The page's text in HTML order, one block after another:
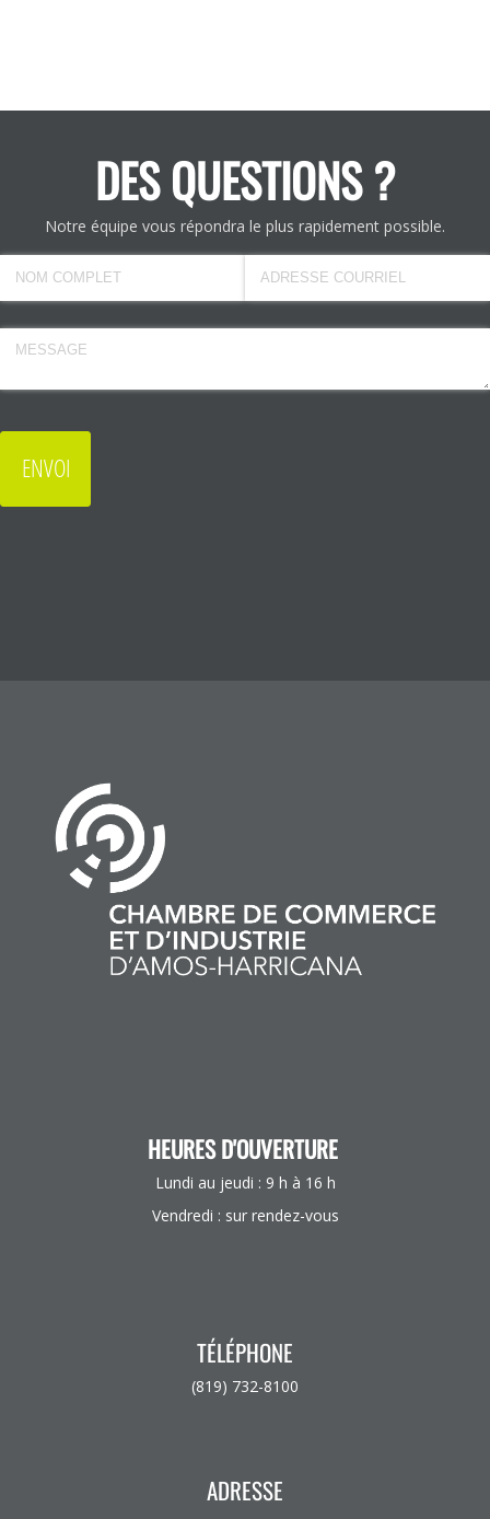
DES QUESTIONS ?
Notre équipe vous répondra le plus rapidement possible.
HEURES D'OUVERTURE
Lundi au jeudi : 9 h à 16 h
Vendredi : sur rendez-vous
TÉLÉPHONE
(819) 732-8100
ADRESSE